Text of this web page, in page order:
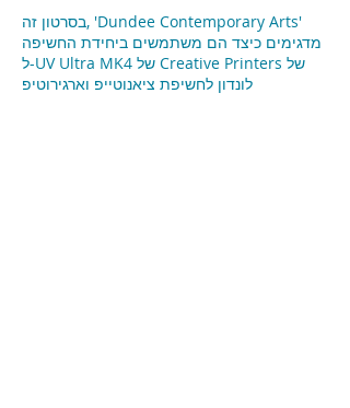
בסרטון זה, 'Dundee Contemporary Arts'
מדגימים כיצד הם משתמשים ביחידת החשיפה
ל-UV Ultra MK4 של Creative Printers של
לונדון לחשיפת ציאנוטייפ וארגירוטיפ